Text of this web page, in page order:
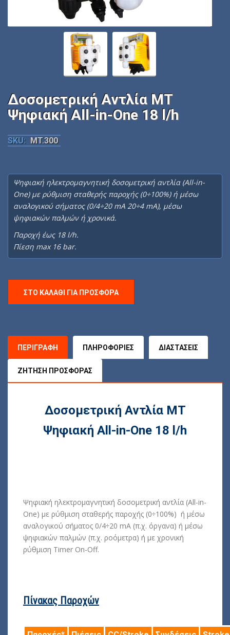
Δοσομετρική Αντλία MT
Ψηφιακή All-in-One 18 l/h
SKU: MT.300
Ψηφιακή ηλεκτρομαγνητική δοσομετρική αντλία (All-in-
One) με ρύθμιση σταθερής παροχής (0÷100%) ή μέσω
αναλογικού σήματος (0/4÷20 mA 20÷4 mA), μέσω
ψηφιακών παλμών ή χρονικά.
Παροχή έως 18 l/h.
Πίεση max 16 bar.
ΣΤΟ ΚΑΛΆΘΙ ΓΙΑ ΠΡΟΣΦΟΡΆ
ΠΕΡΙΓΡΑΦΉ ΠΛΗΡΟΦΟΡΊΕΣ ΔΙΑΣΤΆΣΕΙΣ
ΖΉΤΗΣΗ ΠΡΟΣΦΟΡΆΣ
Δοσομετρική Αντλία MT
Ψηφιακή All-in-One 18 l/h
Ψηφιακή ηλεκτρομαγνητική δοσομετρική αντλία (All-in-
One) με ρύθμιση σταθερής παροχής (0÷100%) ή μέσω
αναλογικού σήματος 0/4÷20 mA (π.χ. όργανα) ή μέσω
ψηφιακών παλμών (π.χ. ροόμετρα) ή με χρονική
ρύθμιση Timer On-Off.
Πίνακας Παροχών